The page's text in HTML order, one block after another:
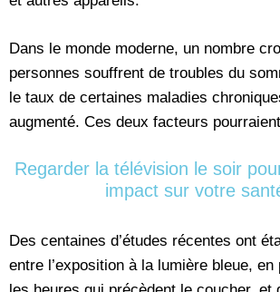
Dans le monde moderne, un nombre
personnes souffrent de troubles du
le taux de certaines maladies
augmenté. Ces deux facteurs
Regarder la télévision le soir
impact sur votre
Des centaines d’études récentes ont
entre l’exposition à la lumière bleue,